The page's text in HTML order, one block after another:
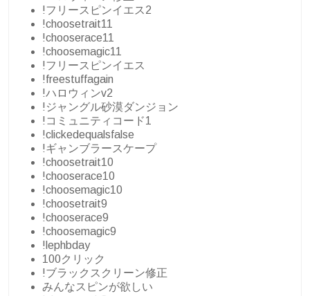
!フリースピンイエス2
!choosetrait11
!chooserace11
!choosemagic11
!フリースピンイエス
!freestuffagain
!ハロウィンv2
!ジャングル砂漠ダンジョン
!コミュニティコード1
!clickedequalsfalse
!ギャンブラースケープ
!choosetrait10
!chooserace10
!choosemagic10
!choosetrait9
!chooserace9
!choosemagic9
!lephbday
100クリック
!ブラックスクリーン修正
みんなスピンが欲しい